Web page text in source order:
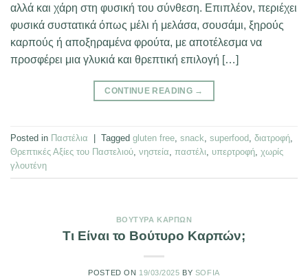
αλλά και χάρη στη φυσική του σύνθεση. Επιπλέον, περιέχει
φυσικά συστατικά όπως μέλι ή μελάσα, σουσάμι, ξηρούς
καρπούς ή αποξηραμένα φρούτα, με αποτέλεσμα να
προσφέρει μια γλυκιά και θρεπτική επιλογή […]
CONTINUE READING →
Posted in Παστέλια | Tagged gluten free snack superfood διατροφή
Θρεπτικές Αξίες του Παστελιού νηστεία παστέλι υπερτροφή χωρίς
γλουτένη
ΒΟΎΤΥΡΑ ΚΑΡΠΏΝ
Τι Είναι το Βούτυρο Καρπών;
POSTED ON 19/03/2025 BY SOFIA